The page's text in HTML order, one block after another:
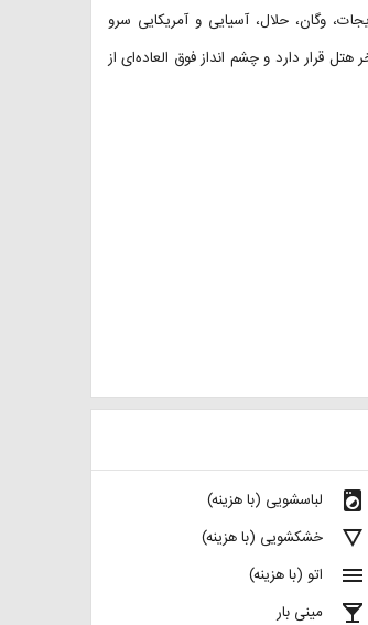
وگان، حلال، آسیایی و آمریکایی سرو
قرار دارد و چشم انداز فوق العاده‌ای از
local_laundry_service لباسشویی (با هزینه)
details خشکشویی (با هزینه)
menu اتو (با هزینه)
local_bar مینی بار